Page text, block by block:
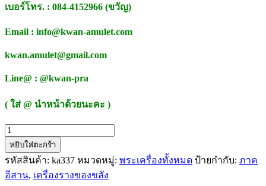
เบอร์โทร. : 084-4152966 (ขวัญ)
Email : info@kwan-amulet.com
kwan.amulet@gmail.com
Line@ : @kwan-pra
( ใส่ @ นำหน้าด้วยนะคะ )
จำนวน
กำไล
เงิน
ล้าน
หยิบใส่ตะกร้า
รหัสสินค้า: ka337 หมวดหมู่: พระเครื่องทั้งหมด ป้ายกำกับ: ภาค
อีสาน, เครื่องรางของขลัง